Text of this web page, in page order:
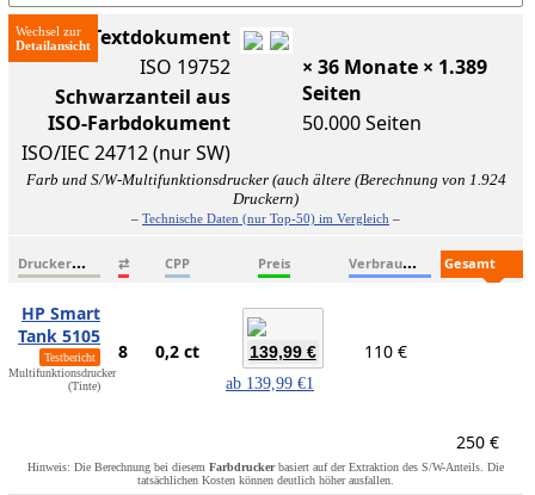
Wechsel zurISO-Textdokument
ISO 19752
Schwarzanteil aus
ISO-Farbdokument
ISO/IEC 24712 (nur SW)
× 36 Monate × 1.389
Seiten
50.000 Seiten
Farb und S/W-Multifunktionsdrucker (auch ältere (Berechnung von 1.924
Druckern)
– Technische Daten (nur Top-50) im Vergleich –
D
ruckername ⇄ CPP Preis V
erbrauchsmaterialien
HP Smart
Tank 5105
Testbericht
Multifunktionsdrucker
(Tinte)
8 0,2 ct 139,99 €
ab 139,99 €1
110 €
250 €
Hinweis: Die Berechnung bei diesem Farbdruckerbasiert auf der Extraktion des S/W-Anteils. Die
tatsächlichen Kosten können deutlich höher ausfallen.